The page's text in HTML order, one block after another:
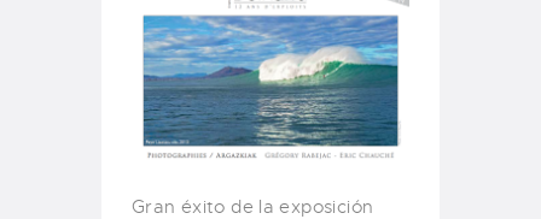
Gran éxito de la exposición